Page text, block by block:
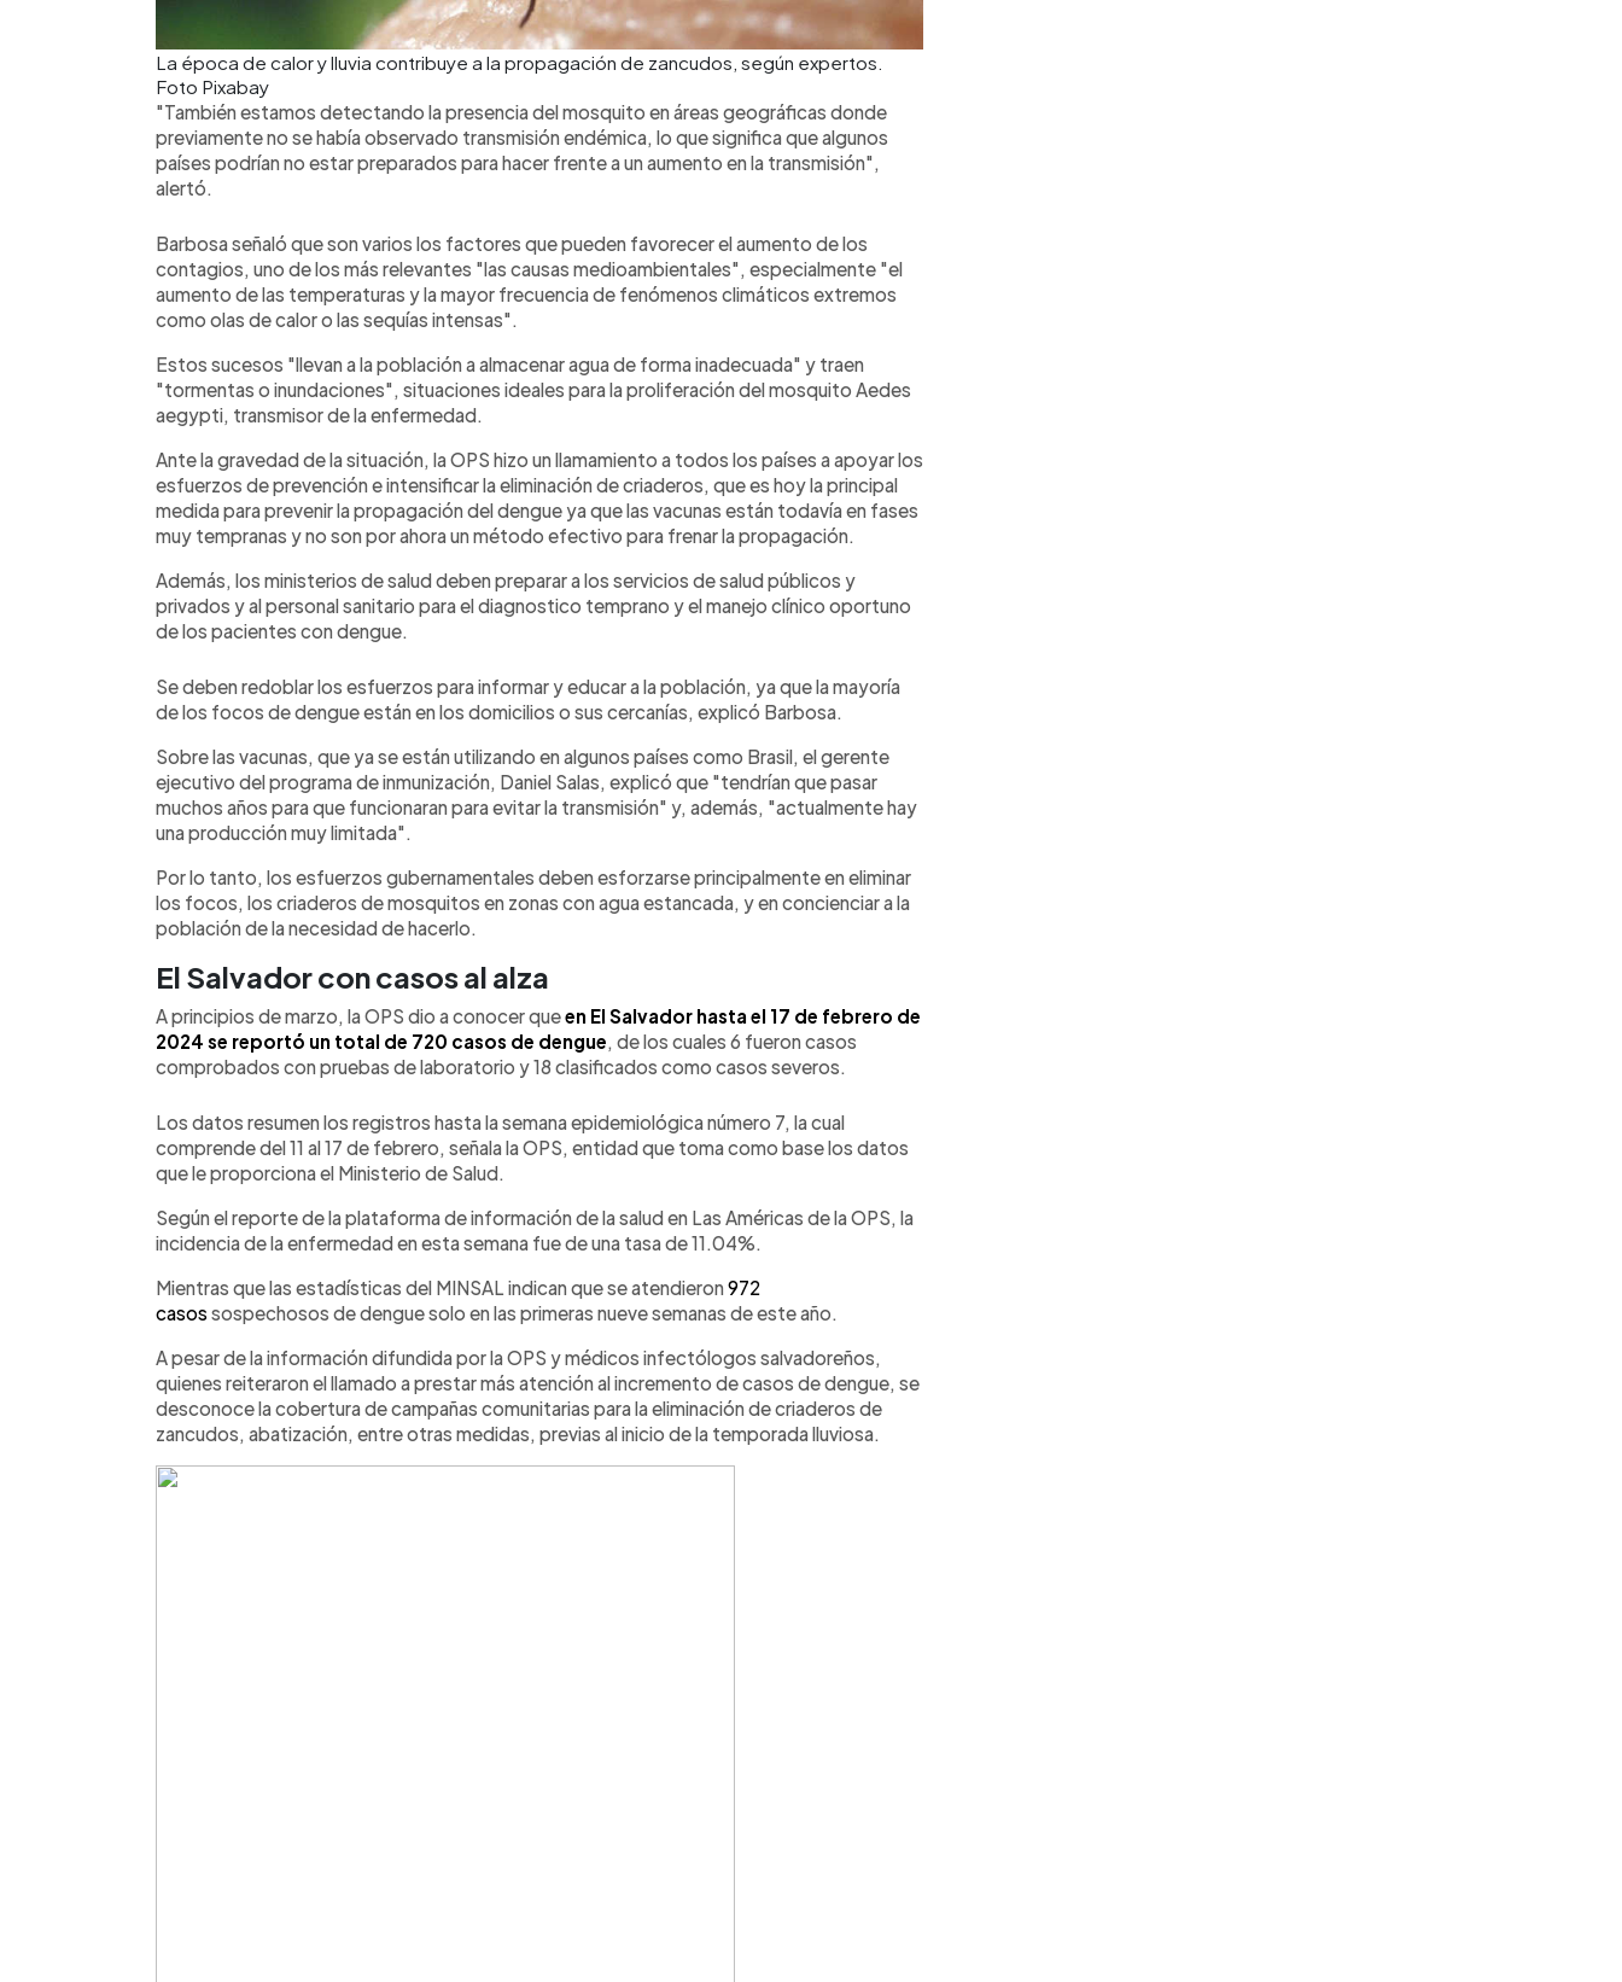
La época de calor y lluvia contribuye a la propagación de zancudos, según expertos.
Foto Pixabay
"También estamos detectando la presencia del mosquito en áreas geográficas donde
previamente no se había observado transmisión endémica, lo que significa que algunos
países podrían no estar preparados para hacer frente a un aumento en la transmisión",
alertó.
Barbosa señaló que son varios los factores que pueden favorecer el aumento de los
contagios, uno de los más relevantes "las causas medioambientales", especialmente "el
aumento de las temperaturas y la mayor frecuencia de fenómenos climáticos extremos
como olas de calor o las sequías intensas".
Estos sucesos "llevan a la población a almacenar agua de forma inadecuada" y traen
"tormentas o inundaciones", situaciones ideales para la proliferación del mosquito Aedes
aegypti, transmisor de la enfermedad.
Ante la gravedad de la situación, la OPS hizo un llamamiento a todos los países a apoyar los
esfuerzos de prevención e intensificar la eliminación de criaderos, que es hoy la principal
medida para prevenir la propagación del dengue ya que las vacunas están todavía en fases
muy tempranas y no son por ahora un método efectivo para frenar la propagación.
Además, los ministerios de salud deben preparar a los servicios de salud públicos y
privados y al personal sanitario para el diagnostico temprano y el manejo clínico oportuno
de los pacientes con dengue.
Se deben redoblar los esfuerzos para informar y educar a la población, ya que la mayoría
de los focos de dengue están en los domicilios o sus cercanías, explicó Barbosa.
Sobre las vacunas, que ya se están utilizando en algunos países como Brasil, el gerente
ejecutivo del programa de inmunización, Daniel Salas, explicó que "tendrían que pasar
muchos años para que funcionaran para evitar la transmisión" y, además, "actualmente hay
una producción muy limitada".
Por lo tanto, los esfuerzos gubernamentales deben esforzarse principalmente en eliminar
los focos, los criaderos de mosquitos en zonas con agua estancada, y en concienciar a la
población de la necesidad de hacerlo.
El Salvador con casos al alza
A principios de marzo, la OPS dio a conocer queen El Salvador hasta el 17 de febrero de
2024 se reportó un total de 720 casos de dengue , de los cuales 6 fueron casos
comprobados con pruebas de laboratorio y 18 clasificados como casos severos.
Los datos resumen los registros hasta la semana epidemiológica número 7, la cual
comprende del 11 al 17 de febrero, señala la OPS, entidad que toma como base los datos
que le proporciona el Ministerio de Salud.
Según el reporte de la plataforma de información de la salud en Las Américas de la OPS, la
incidencia de la enfermedad en esta semana fue de una tasa de 11.04%.
Mientras que las estadísticas del MINSAL indican que se atendieron972
casossospechosos de dengue solo en las primeras nueve semanas de este año.
A pesar de la información difundida por la OPS y médicos infectólogos salvadoreños,
quienes reiteraron el llamado a prestar más atención al incremento de casos de dengue, se
desconoce la cobertura de campañas comunitarias para la eliminación de criaderos de
zancudos, abatización, entre otras medidas, previas al inicio de la temporada lluviosa.